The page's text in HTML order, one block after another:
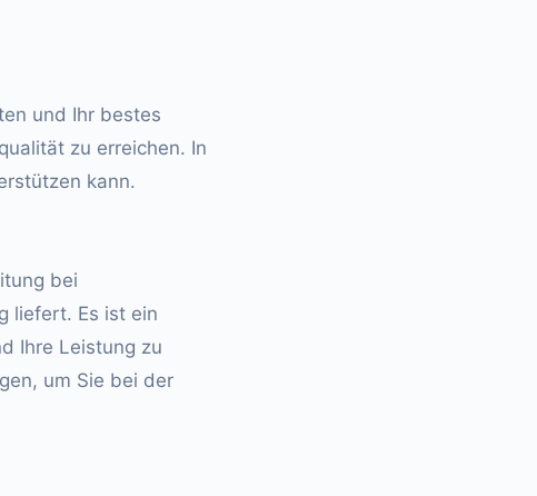
und Ihr bestes
zu erreichen. In
kann.
bei
liefert. Es ist ein
Ihre Leistung zu
um Sie bei der